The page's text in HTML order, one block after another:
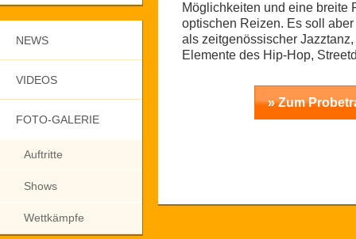
NEWS
VIDEOS
FOTO-GALERIE
Auftritte
Shows
Wettkämpfe
Möglichkeiten und eine breite
optischen Reizen. Es soll
als zeitgenössischer
Elemente des Hip-Hop,
» Zum